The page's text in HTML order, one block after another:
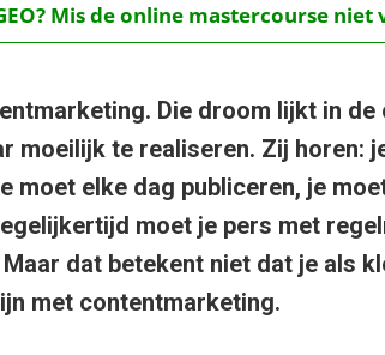
Mis de online mastercourse
Die droom lijkt in de
moeilijk te realiseren. Zij horen:
moet elke dag publiceren, je
moet je pers met
dat betekent niet dat je als
met contentmarketing.